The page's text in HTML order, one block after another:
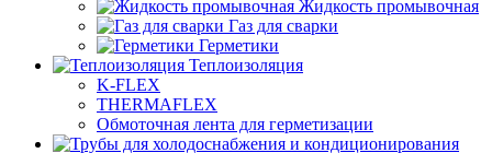
Жидкость промывочная
Газ для сварки
Герметики
Теплоизоляция
K-FLEX
THERMAFLEX
Обмоточная лента для герметизации